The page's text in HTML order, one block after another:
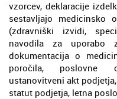
vzorcev, deklaracije
sestavljajo medicinsko
(zdravniški izvidi,
navodila za uporabo
dokumentacija o
poročila, poslovne
ustanovitveni akt
statut podjetja, letna